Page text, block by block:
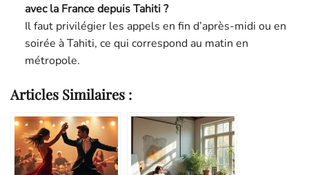
avec la France depuis Tahiti ?
Il faut privilégier les appels en fin d’après-midi ou en
soirée à Tahiti, ce qui correspond au matin en
métropole.
Articles Similaires :